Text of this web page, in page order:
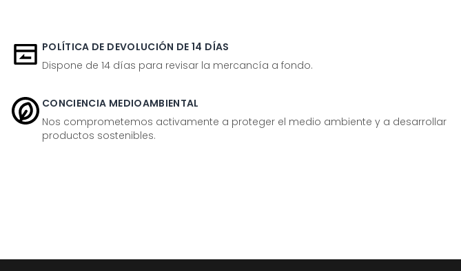
POLÍTICA DE DEVOLUCIÓN DE 14 DÍAS
Dispone de 14 días para revisar la mercancía a fondo.
CONCIENCIA MEDIOAMBIENTAL
Nos comprometemos activamente a proteger el medio ambiente y a desarrollar
productos sostenibles.